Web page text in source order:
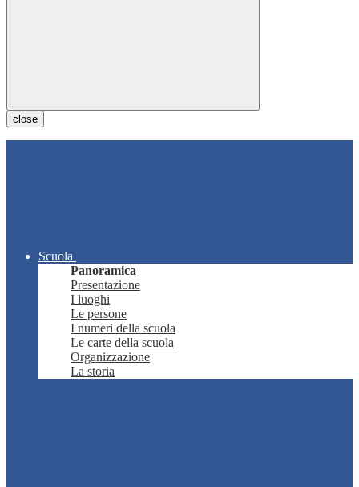
close
Scuola
Panoramica
Presentazione
I luoghi
Le persone
I numeri della scuola
Le carte della scuola
Organizzazione
La storia